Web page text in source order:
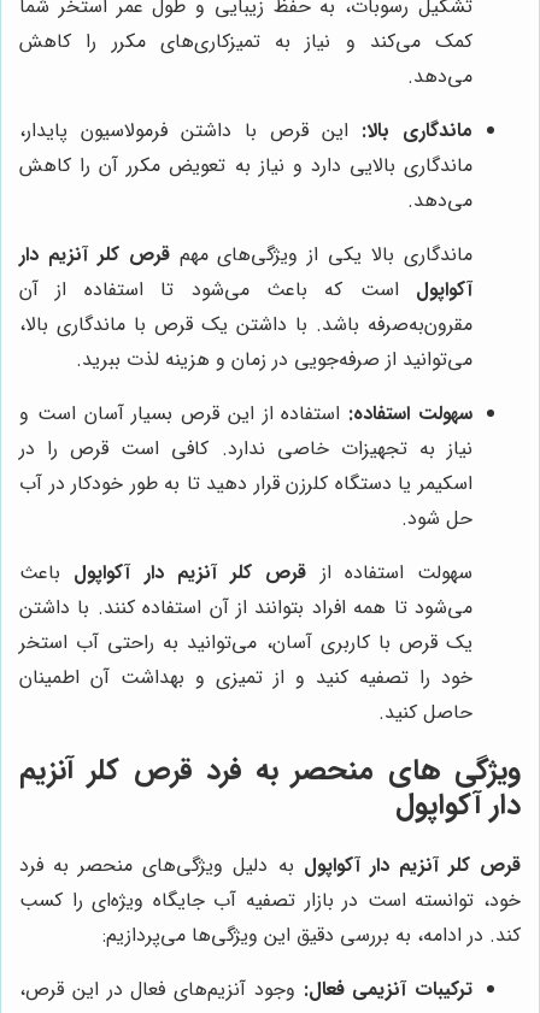
تشکیل رسوبات، به حفظ زیبایی و طول عمر استخر شما
کمک می‌کند و نیاز به تمیزکاری‌های مکرر را کاهش
می‌دهد.
ماندگاری بالا: این قرص با داشتن فرمولاسیون پایدار،
ماندگاری بالایی دارد و نیاز به تعویض مکرر آن را کاهش
می‌دهد.
ماندگاری بالا یکی از ویژگی‌های مهمقرص کلر آنزیم دار
آکواپول است که باعث می‌شود تا استفاده از آن
مقرون‌به‌صرفه باشد. با داشتن یک قرص با ماندگاری بالا،
می‌توانید از صرفه‌جویی در زمان و هزینه لذت ببرید.
سهولت استفاده: استفاده از این قرص بسیار آسان است و
نیاز به تجهیزات خاصی ندارد. کافی است قرص را در
اسکیمر یا دستگاه کلرزن قرار دهید تا به طور خودکار در آب
حل شود.
سهولت استفاده از قرص کلر آنزیم دار آکواپول باعث
می‌شود تا همه افراد بتوانند از آن استفاده کنند. با داشتن
یک قرص با کاربری آسان، می‌توانید به راحتی آب استخر
خود را تصفیه کنید و از تمیزی و بهداشت آن اطمینان
حاصل کنید.
ویژگی های منحصر به فرد قرص کلر آنزیم
دار آکواپول
قرص کلر آنزیم دار آکواپول به دلیل ویژگی‌های منحصر به فرد
خود، توانسته است در بازار تصفیه آب جایگاه ویژه‌ای را کسب
کند. در ادامه، به بررسی دقیق این ویژگی‌ها می‌پردازیم:
ترکیبات آنزیمی فعال: وجود آنزیم‌های فعال در این قرص،